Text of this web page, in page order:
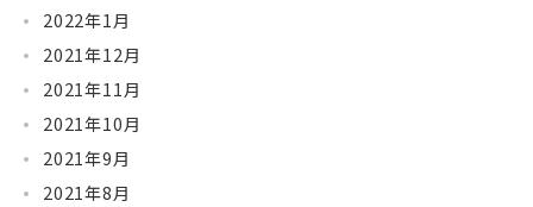
2022年1月
2021年12月
2021年11月
2021年10月
2021年9月
2021年8月